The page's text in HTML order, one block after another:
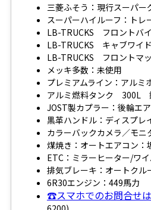
三菱ふそう：現行スーパー
スーパーハイルーフ：トレ
LB-TRUCKS フロントバ
LB-TRUCKS キャブワイ
LB-TRUCKS フロントマ
メッキ多数：未使用
プレミアムライン：アルミ
アルミ燃料タンク 300L
JOST製カプラー：後輪エ
黒革ハンドル：ディスプレ
カラーバックカメラ／モニ
煤焼き：オートエアコン：
ETC：ミラーヒーター/ワ
排気ブレーキ：オートクル
6R30エンジン：449馬力
☎スマホでのお問合せ